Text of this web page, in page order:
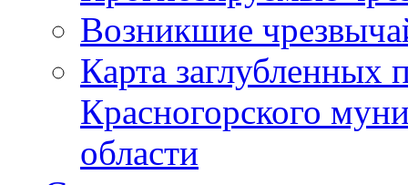
Возникшие
Карта
Красногорского
области